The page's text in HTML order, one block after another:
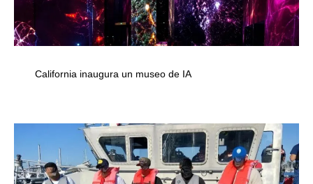
California inaugura un museo de IA